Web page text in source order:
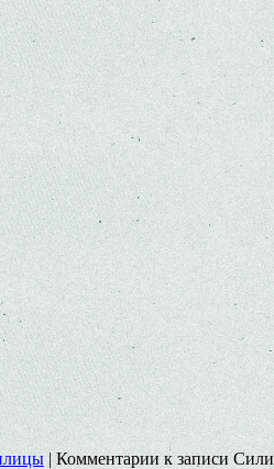
| Комментариик записи